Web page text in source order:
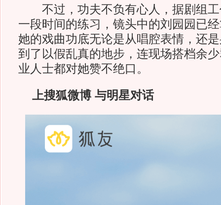
不过，功夫不负有心人，据剧组工
一段时间的练习，镜头中的刘园园已
她的戏曲功底无论是从唱腔表情，还
到了以假乱真的地步，连现场搭档余
业人士都对她赞不绝口。
上搜狐微博 与明星对话